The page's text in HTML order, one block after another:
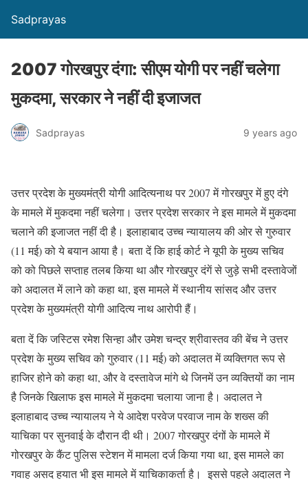
Sadprayas
2007 गोरखपुर दंगा: सीएम योगी पर नहीं चलेगा
मुकदमा, सरकार ने नहीं दी इजाजत
Sadprayas 9 years ago
उत्तर प्रदेश के मुख्यमंत्री योगी आदित्यनाथ पर 2007 में गोरखपुर में हुए दंगे
के मामले में मुकदमा नहीं चलेगा। उत्तर प्रदेश सरकार ने इस मामले में मुकदमा
चलाने की इजाजत नहीं दी है। इलाहाबाद उच्च न्यायालय की ओर से गुरुवार
(11 मई) को ये बयान आया है। बता दें कि हाई कोर्ट ने यूपी के मुख्य सचिव
को को पिछले सप्ताह तलब किया था और गोरखपुर दंगें से जुड़े सभी दस्तावेजों
को अदालत में लाने को कहा था, इस मामले में स्थानीय सांसद और उत्तर
प्रदेश के मुख्यमंत्री योगी आदित्य नाथ आरोपी हैं।
बता दें कि जस्टिस रमेश सिन्हा और उमेश चन्द्र श्रीवास्तव की बेंच ने उत्तर
प्रदेश के मुख्य सचिव को गुरुवार (11 मई) को अदालत में व्यक्तिगत रूप से
हाजिर होने को कहा था, और वे दस्तावेज मांगे थे जिनमें उन व्यक्तियों का नाम
है जिनके खिलाफ इस मामले में मुकदमा चलाया जाना है। अदालत ने
इलाहाबाद उच्च न्यायालय ने ये आदेश परवेज परवाज नाम के शख्स की
याचिका पर सुनवाई के दौरान दी थी। 2007 गोरखपुर दंगों के मामले में
गोरखपुर के कैंट पुलिस स्टेशन में मामला दर्ज किया गया था, इस मामले का
गवाह असद हयात भी इस मामले में याचिकाकर्ता है। इससे पहले अदालत ने